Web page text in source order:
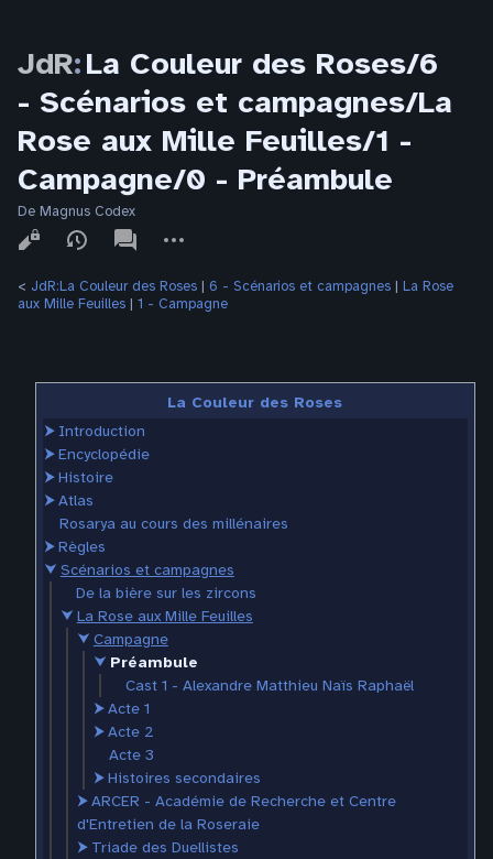
JdR:La Couleur des Roses/6
- Scénarios et campagnes/La
Rose aux Mille Feuilles/1 -
Campagne/0 - Préambule
De Magnus Codex
Affichages
associated-
pages
actions
< JdR:La Couleur des Roses ‎ | 6 - Scénarios et campagnes ‎ | La Rose
aux Mille Feuilles ‎ | 1 - Campagne
La Couleur des Roses
⮞ Introduction
⮞Encyclopédie
⮞Histoire
⮞Atlas
Rosarya au cours des millénaires
⮞Règles
⮟ Scénarios et campagnes
De la bière sur les zircons
⮟ La Rose aux Mille Feuilles
⮟ Campagne
⮟ Préambule
Cast 1 - Alexandre Matthieu Naïs Raphaël
⮞Acte 1
⮞Acte 2
Acte 3
⮞Histoires secondaires
⮞ARCER - Académie de Recherche et Centre
d'Entretien de la Roseraie
⮞ Triade des Duellistes